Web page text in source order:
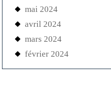
mai 2024
avril 2024
mars 2024
février 2024